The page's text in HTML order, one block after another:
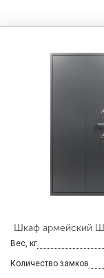
Шкаф армейский
Вес, кг
Количество замков